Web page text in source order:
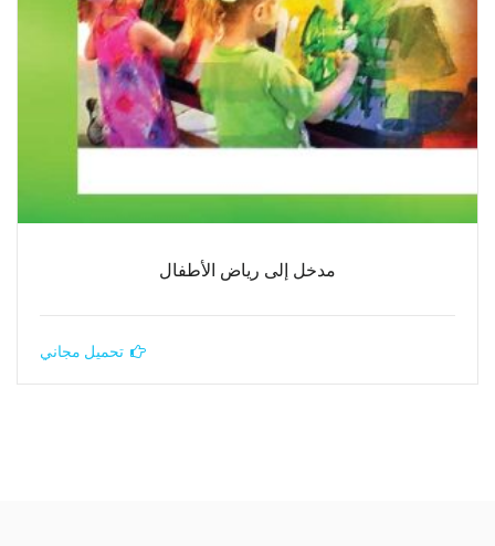
مدخل إلى رياض الأطفال
تحميل مجاني